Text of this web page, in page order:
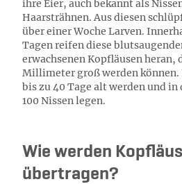
ihre Eier, auch bekannt als
Haarsträhnen. Aus diesen
über einer Woche Larven.
Tagen reifen diese
erwachsenen Kopfläusen heran,
Millimeter groß werden können.
bis zu 40 Tage alt werden und
100 Nissen legen.
Wie werden
übertragen?